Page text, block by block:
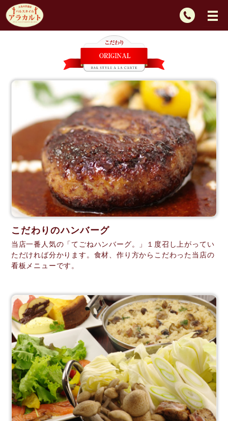
TEL：
こだわりのハンバーグ
当店一番人気の「てごねハンバーグ。」１度召し上がってい
ただければ分かります。食材、作り方からこだわった当店の
看板メニューです。